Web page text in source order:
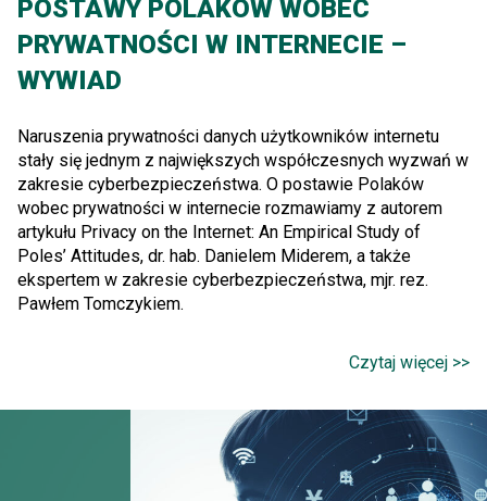
POSTAWY POLAKÓW WOBEC
PRYWATNOŚCI W INTERNECIE –
WYWIAD
Naruszenia prywatności danych użytkowników internetu
stały się jednym z największych współczesnych wyzwań w
zakresie cyberbezpieczeństwa. O postawie Polaków
wobec prywatności w internecie rozmawiamy z autorem
artykułu Privacy on the Internet: An Empirical Study of
Poles’ Attitudes, dr. hab. Danielem Miderem, a także
ekspertem w zakresie cyberbezpieczeństwa, mjr. rez.
Pawłem Tomczykiem.
Czytaj więcej >>